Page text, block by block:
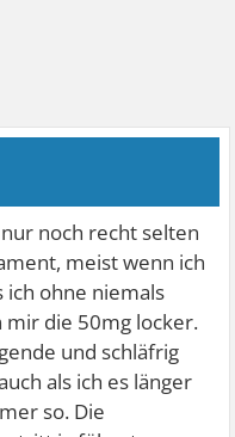
noch recht selten
meist wenn ich
ich ohne niemals
mir die 50mg locker.
und schläfrig
als ich es länger
so. Die